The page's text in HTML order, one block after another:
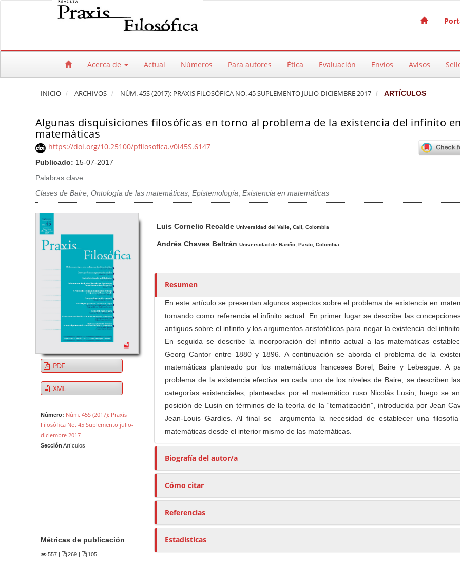
Salto rápido al contenido de la página
Navegación principal
Acerca de Actual Números Para autores Ética Evaluación Envíos Avisos
INICIO ARCHIVOS NÚM. 45S (2017): PRAXIS FILOSÓFICA NO. 45 SUPLEMENTO JULIO-DICIEMBRE 2017 ARTÍCULOS
Algunas disquisiciones filosóficas en torno al problema de la existencia del infinito en
matemáticas
https://doi.org/10.25100/pfilosofica.v0i45S.6147
Publicado: 15-07-2017
Palabras clave:
Clases de Baire, Ontología de las matemáticas, Epistemología, Existencia en matemáticas
Barra lateral del artículo
PDF
XML
Número: Núm. 45S (2017): Praxis
Filosófica No. 45 Suplemento julio-
diciembre 2017
Sección Artículos
Métricas de publicación
557| 269 | 105
u
Luis Cornelio Recalde Universidad del Valle, Cali, Colombia
Andrés Chaves Beltrán Universidad de Nariño, Pasto, Colombia
Resumen
En este artículo se presentan algunos aspectos sobre el problema de existencia en
tomando como referencia el infinito actual. En primer lugar se describe las
antiguos sobre el infinito y los argumentos aristotélicos para negar la existencia del
En seguida se describe la incorporación del infinito actual a las matemáticas
Georg Cantor entre 1880 y 1896. A continuación se aborda el problema de la
matemáticas planteado por los matemáticos franceses Borel, Baire y Lebesgue. A
problema de la existencia efectiva en cada uno de los niveles de Baire, se describen
categorías existenciales, planteadas por el matemático ruso Nicolás Lusin; luego se
posición de Lusin en términos de la teoría de la “tematización”, introducida por Jean
Jean-Louis Gardies. Al final se argumenta la necesidad de establecer una
matemáticas desde el interior mismo de las matemáticas.
Biografía del autor/a
Cómo citar
Referencias
Estadísticas